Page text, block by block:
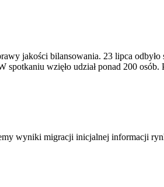
jakości bilansowania. 23 lipca
wzięło udział ponad 200 osób.
wyniki migracji inicjalnej informacji